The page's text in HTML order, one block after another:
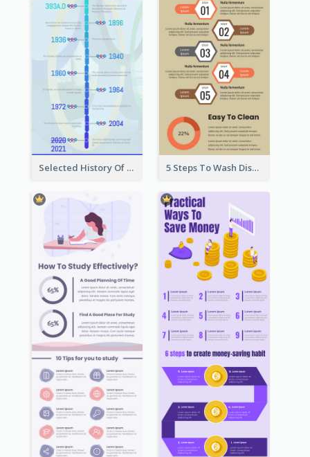
Selected History Of Olympics Timeline Infographic 5 Steps To Wash Dishes Infographic